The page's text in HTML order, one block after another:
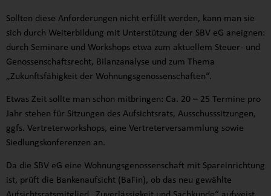
Sollten diese Anforderungen nicht erfüllt werden, kann man sie
sich durch Weiterbildung mit Unterstützung der SBV eG aneignen:
durch Seminare und Workshops etwa zum aktuellem Steuer- und
Genossenschaftsrecht, Bilanzanalyse und zum Thema
„Zukunftsfähigkeit der Wohnungsgenossenschaften“.
Etwas Zeit sollte man schon mitbringen: Ca. 20 – 25 Termine pro
Jahr stehen für Sitzungen des Aufsichtsrats, Ausschusssitzungen,
ggfs. Vertreterworkshops, eine Vertreterversammlung sowie
Siedlungskonferenzen an.
Da die SBV eG eine Wohnungsgenossenschaft mit Spareinrichtung
ist, prüft die Bankenaufsicht (BaFin), ob das neu gewählte